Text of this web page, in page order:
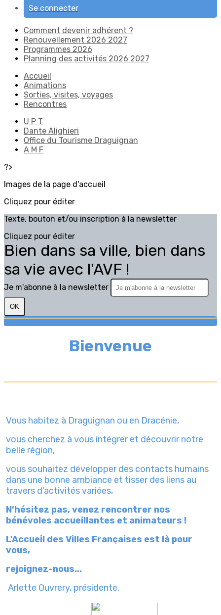
Se connecter
Comment devenir adhérent ?
Renouvellement 2026 2027
Programmes 2026
Planning des activités 2026 2027
Accueil
Animations
Sorties, visites, voyages
Rencontres
U P T
Dante Alighieri
Office du Tourisme Draguignan
A M F
?>
Images de la page d'accueil
Cliquez pour éditer
Texte, bouton et/ou inscription à la newsletter
Cliquez pour éditer
Bien dans sa ville, bien dans
sa vie avec l'AVF !
Je m'abonne à la newsletter
OK
Bienvenue
Vous habitez à Draguignan ou en Dracénie,
vous cherchez à vous intégrer et découvrir notre
belle région,
vous souhaitez développerdes contacts humains
dans une bonne ambiance et tisser des liens au
travers d’activités variées,
N’hésitez pas, venez rencontrer nos
bénévoles accueillantes et animateurs !
L'Accueil des Villes Françaises est là pour
vous,
rejoignez-nous...
Arlette Ouvrery, présidente.